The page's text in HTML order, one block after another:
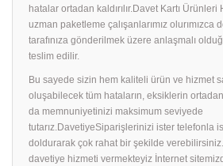
hatalar ortadan kaldırılır.Davet Kartı Ürünleri
uzman paketleme çalışanlarımız olurımızca
tarafınıza gönderilmek üzere anlaşmalı
teslim edilir.
Bu sayede sizin hem kaliteli ürün ve hizmet
oluşabilecek tüm hataların, eksiklerin ortadan
da memnuniyetinizi maksimum seviyede
tutarız.DavetiyeSiparişlerinizi ister telefonla
doldurarak çok rahat bir şekilde
davetiye hizmeti vermekteyiz İnternet